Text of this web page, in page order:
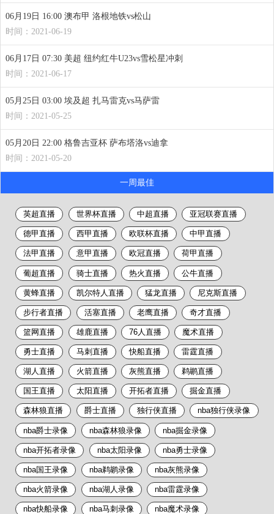
06月19日 16:00 澳布甲 洛根地铁vs松山
时间：2021-06-19
06月17日 07:30 美超 纽约红牛U23vs雪松星冲刺
时间：2021-06-17
05月25日 03:00 埃及超 扎马雷克vs马萨雷
时间：2021-05-25
05月20日 22:00 格鲁吉亚杯 萨布塔洛vs迪拿
时间：2021-05-20
一周最佳
英超直播 世界杯直播 中超直播 亚冠联赛直播
德甲直播 西甲直播 欧联杯直播 中甲直播
法甲直播 意甲直播 欧冠直播 荷甲直播
葡超直播 骑士直播 热火直播 公牛直播
黄蜂直播 凯尔特人直播 猛龙直播 尼克斯直播
步行者直播 活塞直播 老鹰直播 奇才直播
篮网直播 雄鹿直播 76人直播 魔术直播
勇士直播 马刺直播 快船直播 雷霆直播
湖人直播 火箭直播 灰熊直播 鹈鹕直播
国王直播 太阳直播 开拓者直播 掘金直播
森林狼直播 爵士直播 独行侠直播 nba独行侠录像
nba爵士录像 nba森林狼录像 nba掘金录像
nba开拓者录像 nba太阳录像 nba勇士录像
nba国王录像 nba鹈鹕录像 nba灰熊录像
nba火箭录像 nba湖人录像 nba雷霆录像
nba快船录像 nba马刺录像 nba魔术录像